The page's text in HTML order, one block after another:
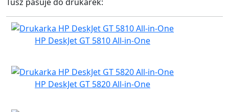
Tusz pasuje do drukarek:
HP DeskJet GT 5810 All-in-One
HP DeskJet GT 5820 All-in-One